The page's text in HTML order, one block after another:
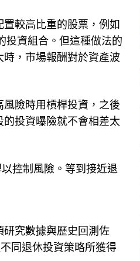
較高比重的股票，例如
資組合。但這種做法的
，市場報酬對於資產波
險時用槓桿投資，之後
投資曝險就不會相差太
控制風險。等到接近退
究數據與歷史回測佐